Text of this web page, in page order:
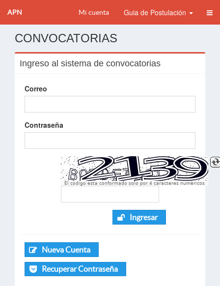
APN Mi cuenta Guia de Postulación
CONVOCATORIAS
Ingreso al sistema de convocatorias
Correo
Contraseña
El codigo esta conformado solo por 4 caracteres numèricos
Ingresar
Nueva Cuenta
Recuperar Contraseña